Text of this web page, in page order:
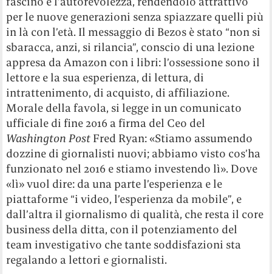
per le nuove generazioni senza spiazzare quelli più
in là con l’età. Il messaggio di Bezos è stato “non si
sbaracca, anzi, si rilancia”, conscio di una lezione
appresa da Amazon con i libri: l’ossessione sono il
lettore e la sua esperienza, di lettura, di
intrattenimento, di acquisto, di affiliazione.
Morale della favola, si legge in un comunicato
ufficiale di fine 2016 a firma del Ceo del
Washington Post Fred Ryan: «Stiamo assumendo
dozzine di giornalisti nuovi; abbiamo visto cos’ha
funzionato nel 2016 e stiamo investendo lì». Dove
«lì» vuol dire: da una parte l’esperienza e le
piattaforme “i video, l’esperienza da mobile”, e
dall’altra il giornalismo di qualità, che resta il core
business della ditta, con il potenziamento del
team investigativo che tante soddisfazioni sta
regalando a lettori e giornalisti.